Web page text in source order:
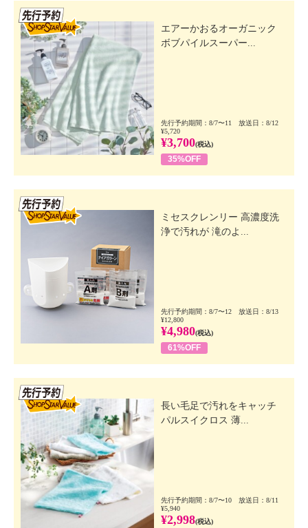
エアーかおるオーガニック
ボブパイルスーパー...
先行予約期間：8/7〜11 放送日：8/12
¥5,720
¥3,700(税込)
35%OFF
ミセスクレンリー 高濃度洗
浄で汚れが 滝のよ...
先行予約期間：8/7〜12 放送日：8/13
¥12,800
¥4,980(税込)
61%OFF
長い毛足で汚れをキャッチ
パルスイクロス 薄...
先行予約期間：8/7〜10 放送日：8/11
¥5,940
¥2,998(税込)